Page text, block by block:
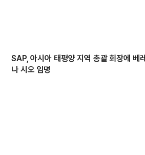
SAP, 아시아 태평양 지역 총괄 회장에 베레
나 시오 임명